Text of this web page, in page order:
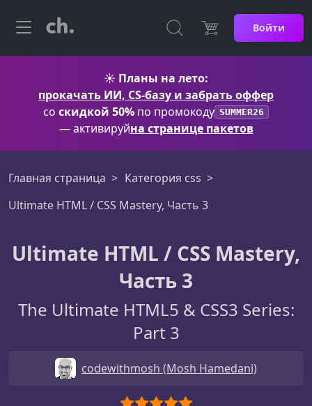
Войти
☀️ Планы на лето:
прокачать ИИ, CS-базу и забрать оффер
со скидкой 50% по промокоду SUMMER26
— активируйна странице пакетов
Главная страница
Категория css
Ultimate HTML / CSS Mastery, Часть 3
Ultimate HTML / CSS Mastery,
Часть 3
The Ultimate HTML5 & CSS3 Series:
Part 3
codewithmosh (Mosh Hamedani)